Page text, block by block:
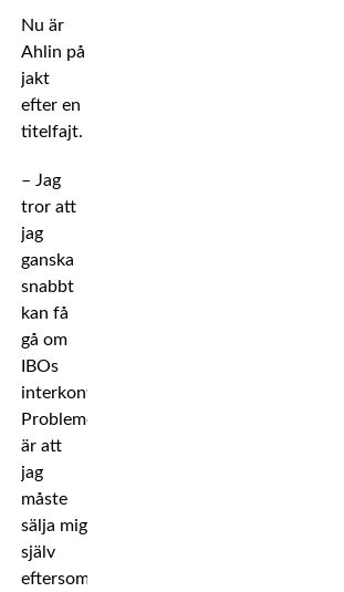
Nu är
Ahlin på
jakt
efter en
titelfajt.
– Jag
tror att
jag
ganska
snabbt
kan få
gå om
IBOs
interkontinentaltitel.
Problemet
är att
jag
måste
sälja mig
själv
eftersom